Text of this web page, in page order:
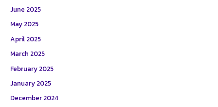
June 2025
May 2025
April 2025
March 2025
February 2025
January 2025
December 2024